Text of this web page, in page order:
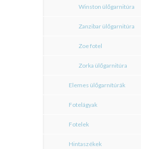
Winston ülőgarnitúra
Zanzibar ülőgarnitúra
Zoe fotel
Zorka ülőgarnitúra
Elemes ülőgarnítúrák
Fotelágyak
Fotelek
Hintaszékek